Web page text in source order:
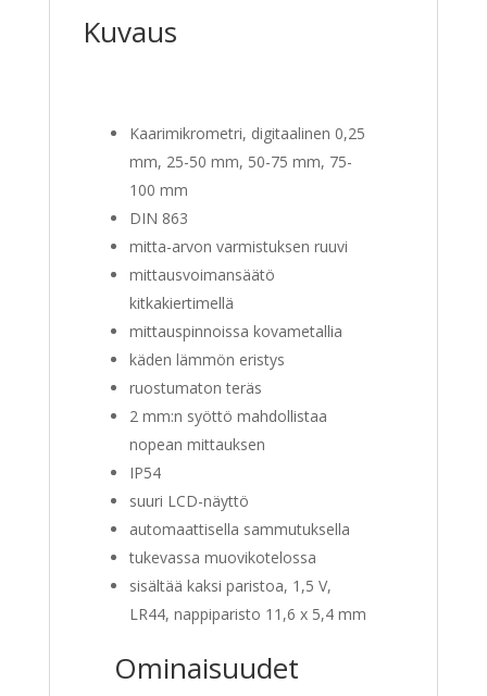
Kuvaus
Kaarimikrometri, digitaalinen 0,25
mm, 25-50 mm, 50-75 mm, 75-
100 mm
DIN 863
mitta-arvon varmistuksen ruuvi
mittausvoimansäätö
kitkakiertimellä
mittauspinnoissa kovametallia
käden lämmön eristys
ruostumaton teräs
2 mm:n syöttö mahdollistaa
nopean mittauksen
IP54
suuri LCD-näyttö
automaattisella sammutuksella
tukevassa muovikotelossa
sisältää kaksi paristoa, 1,5 V,
LR44, nappiparisto 11,6 x 5,4 mm
Ominaisuudet